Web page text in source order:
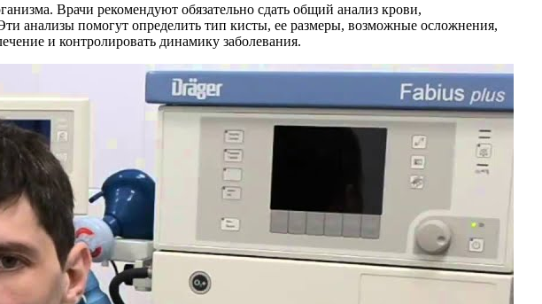
Врачи рекомендуют обязательно сдать общий анализ крови,
анализы помогут определить тип кисты, ее размеры, возможные осложнения,
и контролировать динамику заболевания.